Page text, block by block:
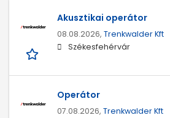
Akusztikai operátor
08.08.2026, Trenkwalder Kft
Székesfehérvár
Operátor
07.08.2026, Trenkwalder Kft